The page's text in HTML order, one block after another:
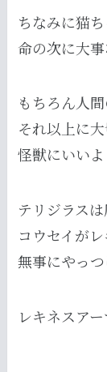
ちなみに猫
命の次に大事
もちろん人
それ以上に大
怪獣にいい
テリジラスは
コウセイが
無事にやっつ
レキネスア